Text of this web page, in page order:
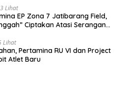
Lihat
EP Zona 7 Jatibarang Field,
Ciptakan Atasi Serangan
Lihat
Pertamina RU VI dan Project
Atlet Baru